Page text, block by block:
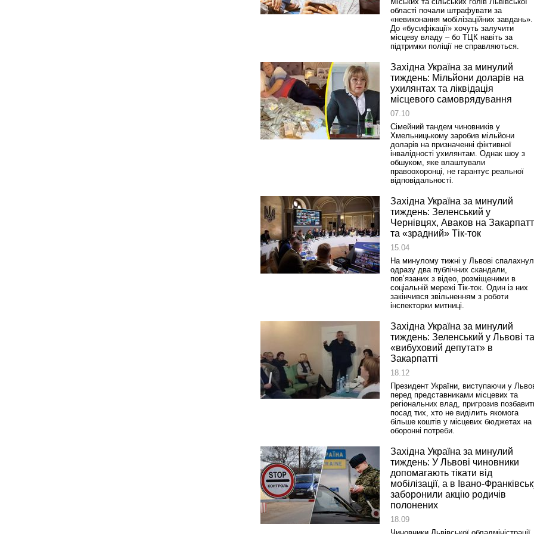
області почали штрафувати за
«невиконання мобілізаційних завдань».
До «бусифікації» хочуть залучити
місцеву владу – бо ТЦК навіть за
підтримки поліції не справляються.
Західна Україна за минулий
тиждень: Мільйони доларів на
ухилянтах та ліквідація
місцевого самоврядування
07.10
Сімейний тандем чиновників у
Хмельницькому заробив мільйони
доларів на призначенні фіктивної
інвалідності ухилянтам. Однак шоу з
обшуком, яке влаштували
правоохоронці, не гарантує реальної
відповідальності.
Західна Україна за минулий
тиждень: Зеленський у
Чернівцях, Аваков на
та «зрадний» Тік-ток
15.04
На минулому тижні у Львові
одразу два публічних скандали,
пов’язаних з відео, розміщеними в
соціальній мережі Тік-ток. Один із них
закінчився звільненням з роботи
інспекторки митниці.
Західна Україна за минулий
тиждень: Зеленський у Львові та
«вибуховий депутат» в
Закарпатті
18.12
Президент України, виступаючи у
перед представниками місцевих та
регіональних влад, пригрозив
посад тих, хто не виділить якомога
більше коштів у місцевих бюджетах на
оборонні потреби.
Західна Україна за минулий
тиждень: У Львові чиновники
допомагають тікати від
мобілізації, а в Івано-
заборонили акцію родичів
полонених
18.09